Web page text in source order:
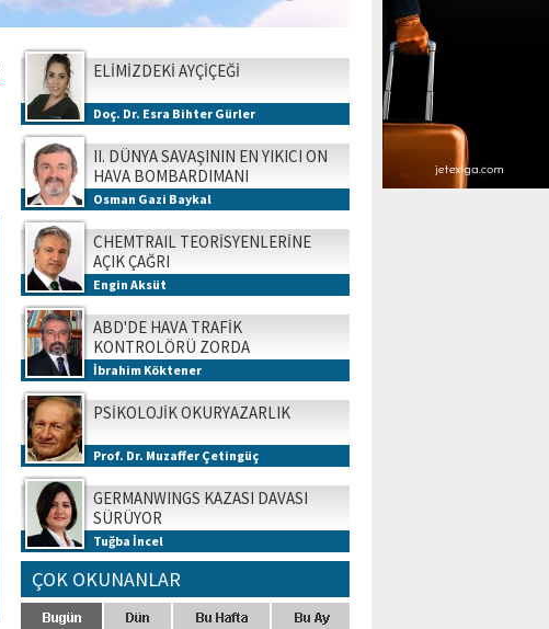
ELİMİZDEKİ AYÇİÇEĞİ
Doç. Dr. Esra Bihter Gürler
II. DÜNYA SAVAŞININ EN YIKICI ON
HAVA BOMBARDIMANI
Osman Gazi Baykal
CHEMTRAIL TEORİSYENLERİNE
AÇIK ÇAĞRI
Engin Aksüt
ABD'DE HAVA TRAFİK
KONTROLÖRÜ ZORDA
İbrahim Köktener
PSİKOLOJİK OKURYAZARLIK
Prof. Dr. Muzaffer Çetingüç
GERMANWINGS KAZASI DAVASI
SÜRÜYOR
Tuğba İncel
ÇOK OKUNANLAR